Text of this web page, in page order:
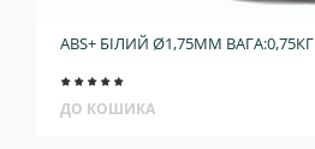
ABS+ БІЛИЙ Ø1,75ММ ВАГА:0,75КГ
ДО КОШИКА